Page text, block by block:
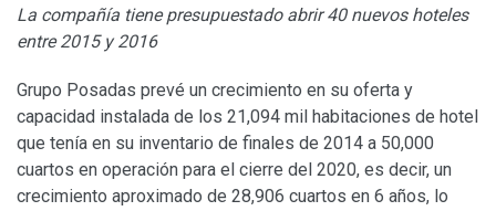
La compañía tiene presupuestado abrir 40 nuevos hoteles
entre 2015 y 2016
Grupo Posadas prevé un crecimiento en su oferta y
capacidad instalada de los 21,094 mil habitaciones de hotel
que tenía en su inventario de finales de 2014 a 50,000
cuartos en operación para el cierre del 2020, es decir, un
crecimiento aproximado de 28,906 cuartos en 6 años, lo